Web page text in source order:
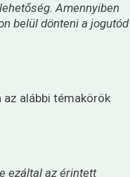
Amennyiben
belül dönteni a jogutód
alábbi témakörök
ezáltal az érintett